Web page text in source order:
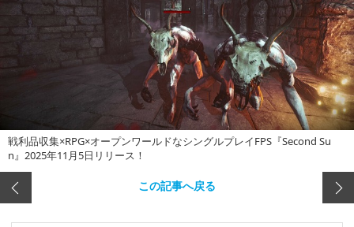
戦利品収集×RPG×オープンワールドなシングルプレイFPS『Second Su
n』2025年11月5日リリース！
この記事へ戻る